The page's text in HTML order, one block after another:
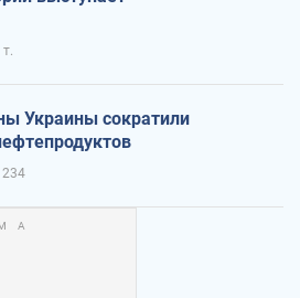
Украины сократили
234